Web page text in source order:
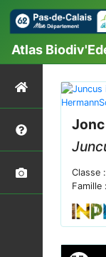
Atlas
Classe :
Famille :